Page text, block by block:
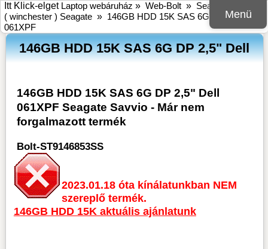
Menü
Itt Klick-elget Laptop webáruház » Web-Bolt » Seagate
( winchester ) Seagate » 146GB HDD 15K SAS 6G DP 2,5" Dell
061XPF
146GB HDD 15K SAS 6G DP 2,5" Dell
146GB HDD 15K SAS 6G DP 2,5" Dell
061XPF Seagate Savvio - Már nem
forgalmazott termék
Bolt-ST9146853SS
2023.01.18 óta kínálatunkban NEM
szereplő termék.
146GB HDD 15K aktuális ajánlatunk